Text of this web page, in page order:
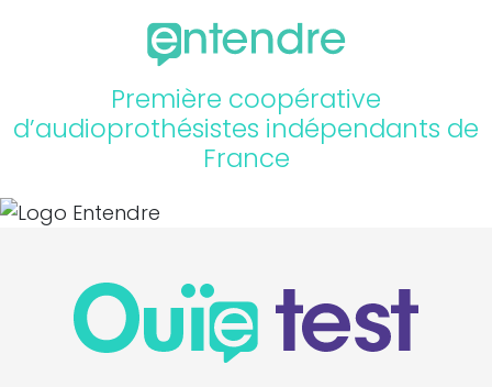
Première coopérative
d’audioprothésistes indépendants de
France